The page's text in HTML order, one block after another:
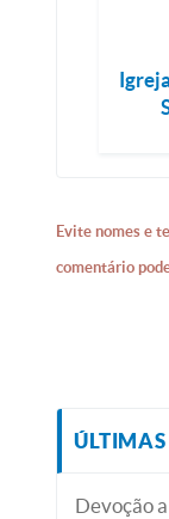
Evite nomes e
comentário
Devoção